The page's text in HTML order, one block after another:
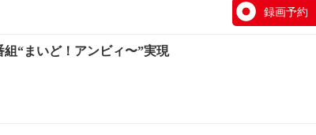
録画予約
“まいど！アンビィ〜”実現